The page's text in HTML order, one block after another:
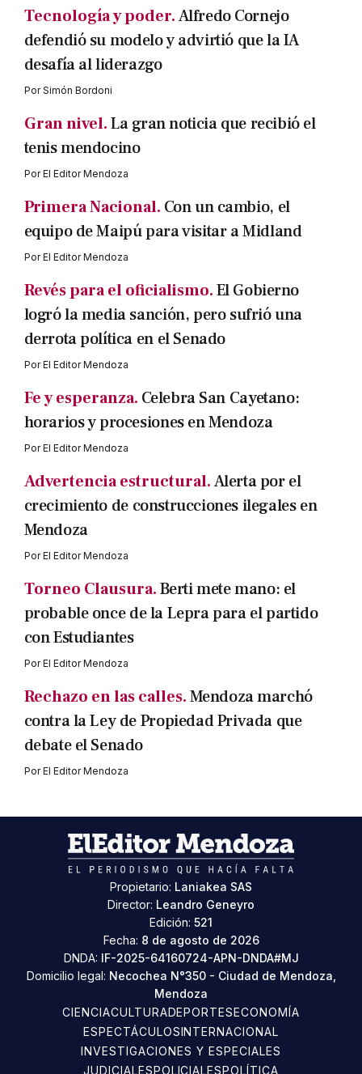
Tecnología y poder.Alfredo Cornejo
defendió su modelo y advirtió que la IA
desafía al liderazgo
PorSimón Bordoni
Gran nivel.La gran noticia que recibió el
tenis mendocino
PorEl Editor Mendoza
Primera Nacional. Con un cambio, el
equipo de Maipú para visitar a Midland
PorEl Editor Mendoza
Revés para el oficialismo.El Gobierno
logró la media sanción, pero sufrió una
derrota política en el Senado
PorEl Editor Mendoza
Fe y esperanza. Celebra San Cayetano:
horarios y procesiones en Mendoza
PorEl Editor Mendoza
Advertencia estructural.Alerta por el
crecimiento de construcciones ilegales en
Mendoza
PorEl Editor Mendoza
Torneo Clausura.Berti mete mano: el
probable once de la Lepra para el partido
con Estudiantes
PorEl Editor Mendoza
Rechazo en las calles.Mendoza marchó
contra la Ley de Propiedad Privada que
debate el Senado
PorEl Editor Mendoza
Propietario: Laniakea SAS
Director: Leandro Geneyro
Edición: 521
Fecha: 8 de agosto de 2026
DNDA: IF-2025-64160724-APN-DNDA#MJ
Domicilio legal: Necochea N°350 - Ciudad de Mendoza,
Mendoza
CIENCIACULTURADEPORTESECONOMÍA
ESPECTÁCULOSINTERNACIONAL
INVESTIGACIONES Y ESPECIALES
JUDICIALESPOLICIALESPOLÍTICA